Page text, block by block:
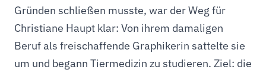
Gründen schließen musste, war der Weg für
Christiane Haupt klar: Von ihrem damaligen
Beruf als freischaffende Graphikerin sattelte sie
um und begann Tiermedizin zu studieren. Ziel: die